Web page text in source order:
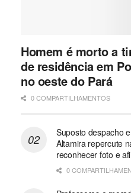
Homem é morto a
de residência em
no oeste do Pará
0 COMPARTILHAMENTOS
Suposto despacho
Altamira repercute
reconhecer foto e
0